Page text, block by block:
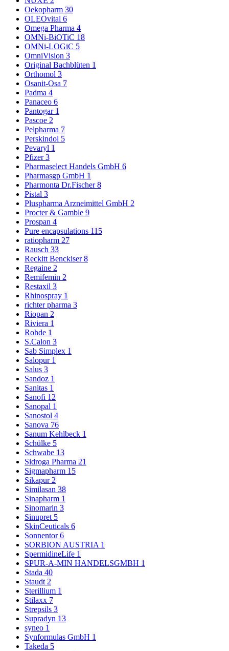
Oekopharm 30
OLEOvital 6
Omega Pharma 4
OMNi-BiOTiC 18
OMNi-LOGiC 5
OmniVision 3
Original Bachblüten 1
Orthomol 3
Osanit-Osa 7
Padma 4
Panaceo 6
Pantogar 1
Pascoe 2
Pelpharma 7
Perskindol 5
Pevaryl 1
Pfizer3
Pharmaselect Handels GmbH 6
Pharmasgp GmbH 1
Pharmonta Dr.Fischer8
Pistal 3
Pluspharma Arzneimittel GmbH 2
Procter & Gamble 9
Prospan 4
Pure encapsulations 115
ratiopharm 27
Rausch 33
Reckitt Benckiser8
Regaine 2
Remifemin 2
Restaxil 3
Rhinospray 1
richter pharma 3
Riopan 2
Riviera 1
Rohde 1
S.Calon 3
Sab Simplex 1
Salopur 1
Salus 3
Sandoz 1
Sanitas 1
Sanofi 12
Sanopal 1
Sanostol 4
Sanova 76
Sanum Kehlbeck 1
Schülke 5
Schwabe 13
Sidroga Pharma 21
Sigmapharm 15
Sikapur2
Similasan 38
Sinapharm 1
Sinomarin 3
Sinupret 5
SkinCeuticals 6
Sonnentor6
SORBION AUSTRIA 1
SpermidineLife 1
SPUR-A-MIN HANDELSGMBH 1
Stada 40
Staudt2
Sterillium 1
Stilaxx 7
Strepsils 3
Supradyn 13
syneo 1
Synformulas GmbH 1
Takeda 5